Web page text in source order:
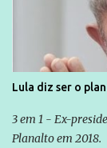
Lula diz ser o
3 em 1 - Ex-
Planalto em 2018.